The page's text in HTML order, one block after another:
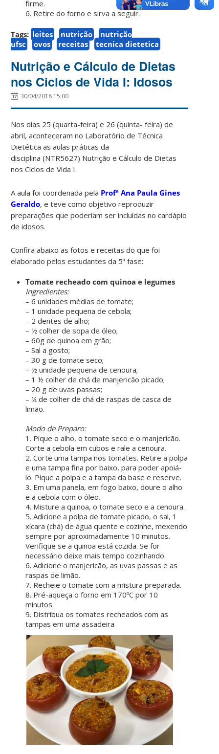
firme.
6. Retire do forno e sirva a seguir.
Tags: leites nutrição
nutrição
ufsc
ovos receitas tecnica dietetica
Nutrição e Cálculo de Dietas
nos Ciclos de Vida I: Idosos
30/04/2018 15:00
Nos dias 25 (quarta-feira) e 26 (quinta- feira) de
abril, aconteceram no Laboratório de Técnica
Dietética as aulas práticas da
disciplina (NTR5627) Nutrição e Cálculo de Dietas
nos Ciclos de Vida I.
A aula foi coordenada pela Profª Ana Paula Gines
Geraldo, e teve como objetivo reproduzir
preparações que poderiam ser incluídas no cardápio
de idosos.
Confira abaixo as fotos e receitas do que foi
elaborado pelos estudantes da 5ª fase:
Tomate recheado com quinoa e legumes
Ingredientes:
– 6 unidades médias de tomate;
– 1 unidade pequena de cebola;
– 2 dentes de alho;
– ½ colher de sopa de óleo;
– 60g de quinoa em grão;
– Sal a gosto;
– 30 g de tomate seco;
– ½ unidade pequena de cenoura;
– 1 ½ colher de chá de manjericão picado;
– 20 g de uvas passas;
– ¼ de colher de chá de raspas de casca de
limão.
Modo de Preparo:
1. Pique o alho, o tomate seco e o manjericão.
Corte a cebola em cubos e rale a cenoura.
2. Corte uma tampa nos tomates. Retire a polpa
e uma tampa fina por baixo, para poder apoiá-
lo. Pique a polpa e a tampa da base e reserve.
3. Em uma panela, em fogo baixo, doure o alho
e a cebola com o óleo.
4. Misture a quinoa, o tomate seco e a cenoura.
5. Adicione a polpa de tomate picado, o sal, 1
xícara (chá) de água quente e cozinhe, mexendo
sempre por aproximadamente 10 minutos.
Verifique se a quinoa está cozida. Se for
necessário deixe mais tempo cozinhando.
6. Adicione o manjericão, as uvas passas e as
raspas de limão.
7. Recheie o tomate com a mistura preparada.
8. Pré-aqueça o forno em 170ºC por 10
minutos.
9. Distribua os tomates recheados com as
tampas em uma assadeira